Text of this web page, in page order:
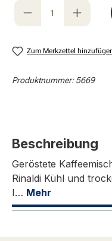
Produkt Anzahl:
Zum Merkzettel
Produktnummer:5669
Beschreibung
Geröstete
Rinaldi Kühl und
I… Mehr